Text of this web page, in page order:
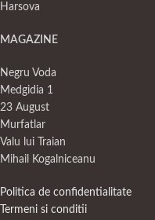
Harsova
MAGAZINE
Negru Voda
Medgidia 1
23 August
Murfatlar
Valu lui Traian
Mihail Kogalniceanu
Politica de confidentialitate
Termeni si conditii